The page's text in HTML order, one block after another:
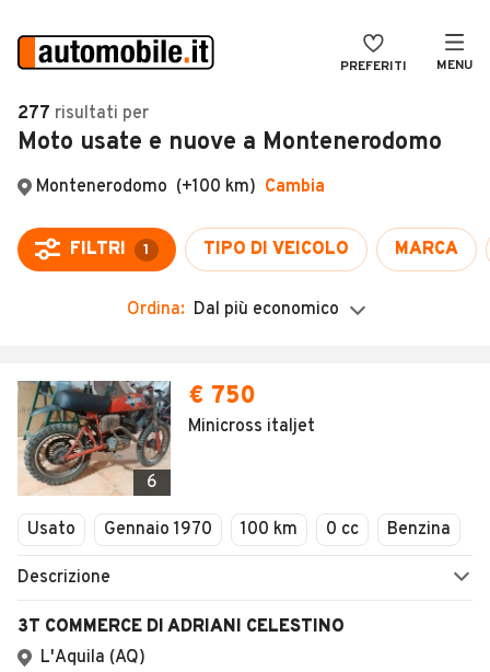
PREFERITI MENU
Auto
Auto usate
Auto Km 0
Auto Nuove
Noleggio a lungo termine
Moto
Camper
Veicoli Commerciali
Concessionari
VENDI
MAGAZINE
ACCEDI
277 risultati per
Moto usate e nuove a Montenerodomo
Montenerodomo (+100 km) Cambia
FILTRI 1 TIPO DI VEICOLO MARCA
Ordina: Dal più economico